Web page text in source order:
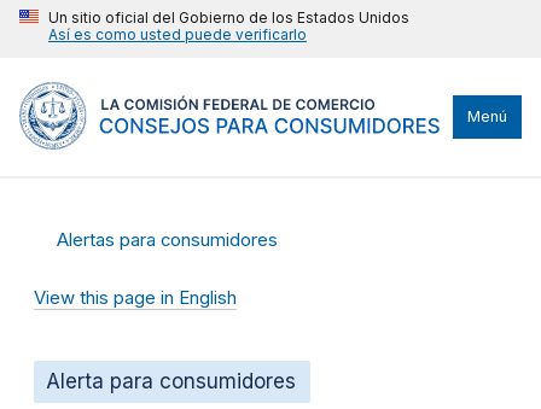
Un sitio oficial del Gobierno de los Estados Unidos
Así es como usted puede verificarlo
Menú
Alertas para consumidores
View this page in English
Alerta para consumidores